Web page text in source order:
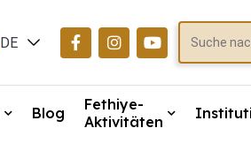
DE
TR Blog
Fethiye-
Aktivitäten